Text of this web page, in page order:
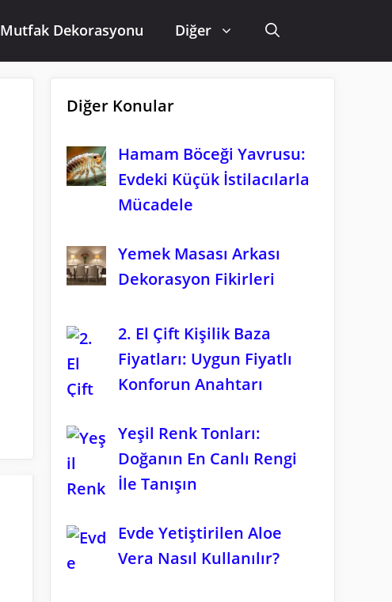
Mutfak Dekorasyonu Diğer
Diğer Konular
Hamam Böceği Yavrusu:
Evdeki Küçük İstilacılarla
Mücadele
Yemek Masası Arkası
Dekorasyon Fikirleri
2. El Çift Kişilik Baza
Fiyatları: Uygun Fiyatlı
Konforun Anahtarı
Yeşil Renk Tonları:
Doğanın En Canlı Rengi
İle Tanışın
Evde Yetiştirilen Aloe
Vera Nasıl Kullanılır?